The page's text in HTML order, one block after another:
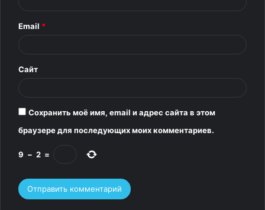
и
*
Email *
Сайт
Сохранить моё имя, email и адрес сайта в этом
браузере для последующих моих комментариев.
9 − 2 =